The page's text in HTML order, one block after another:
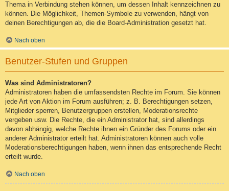
Thema in Verbindung stehen können, um dessen Inhalt kennzeichnen zu
können. Die Möglichkeit, Themen-Symbole zu verwenden, hängt von
deinen Berechtigungen ab, die die Board-Administration gesetzt hat.
Nach oben
Benutzer-Stufen und Gruppen
Was sind Administratoren?
Administratoren haben die umfassendsten Rechte im Forum. Sie können
jede Art von Aktion im Forum ausführen; z. B. Berechtigungen setzen,
Mitglieder sperren, Benutzergruppen erstellen, Moderationsrechte
vergeben usw. Die Rechte, die ein Administrator hat, sind allerdings
davon abhängig, welche Rechte ihnen ein Gründer des Forums oder ein
anderer Administrator erteilt hat. Administratoren können auch volle
Moderationsberechtigungen haben, wenn ihnen das entsprechende Recht
erteilt wurde.
Nach oben